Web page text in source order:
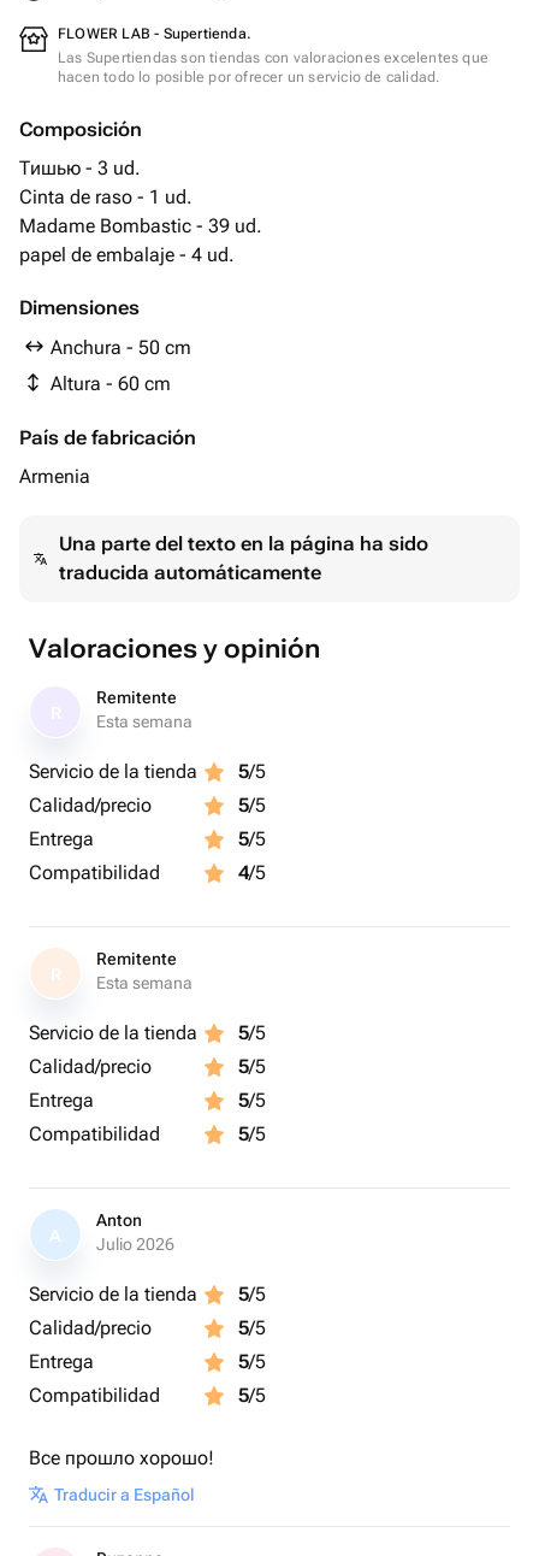
FLOWER LAB - Supertienda.
Las Supertiendas son tiendas con valoraciones excelentes que
hacen todo lo posible por ofrecer un servicio de calidad.
Composición
Тишью - 3 ud.
Cinta de raso - 1 ud.
Madame Bombastic - 39 ud.
papel de embalaje - 4 ud.
Dimensiones
Anchura - 50 cm
Altura - 60 cm
País de fabricación
Armenia
Una parte del texto en la página ha sido
traducida automáticamente
Valoraciones y opinión
Remitente
Esta semana
Servicio de la tienda 5/5
Calidad/precio
5/5
Entrega
5/5
Compatibilidad
4/5
R
Remitente
Esta semana
Servicio de la tienda 5/5
Calidad/precio
5/5
Entrega
5/5
Compatibilidad
5/5
A
Anton
Julio 2026
Servicio de la tienda 5/5
Calidad/precio
5/5
Entrega
5/5
Compatibilidad
5/5
Все прошло хорошо!
Traducir a Español